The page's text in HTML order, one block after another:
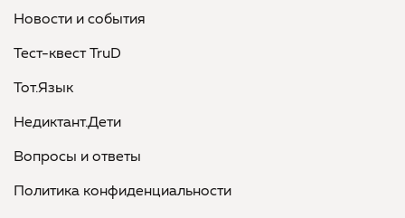
Новости и события
Тест-квест TruD
Тот.Язык
Недиктант.Дети
Вопросы и ответы
Политика конфиденциальности